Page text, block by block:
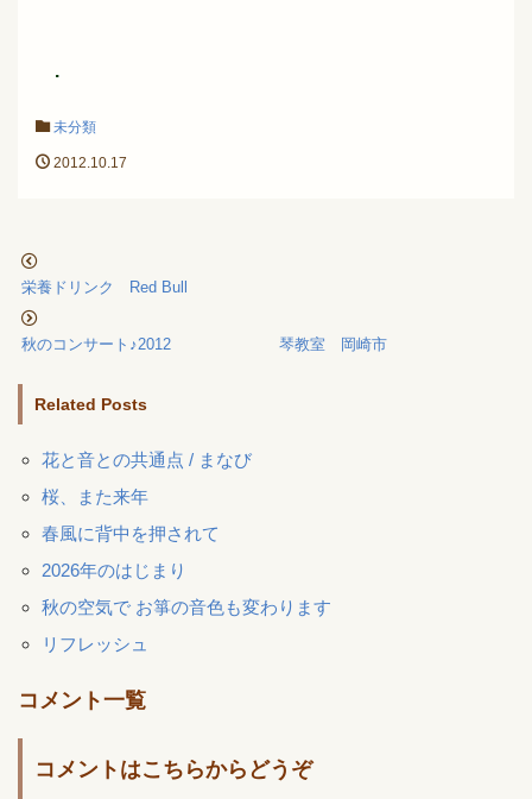
.
未分類
2012.10.17
栄養ドリンク Red Bull
秋のコンサート♪2012 琴教室 岡崎市
Related Posts
花と音との共通点 / まなび
桜、また来年
春風に背中を押されて
2026年のはじまり
秋の空気で お箏の音色も変わります
リフレッシュ
コメント一覧
コメントはこちらからどうぞ